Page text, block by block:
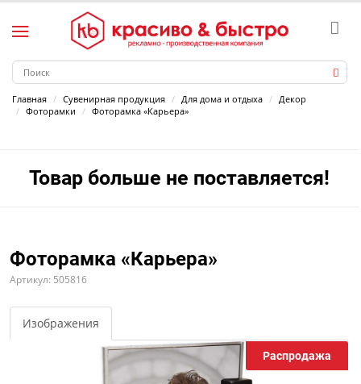
Главная Сувенирная продукция Для дома и отдыха
Декор
Фоторамки
Фоторамка «Карьера»
Товар больше не поставляется!
Фоторамка «Карьера»
Артикул: 505816
Изображения
Распродажа